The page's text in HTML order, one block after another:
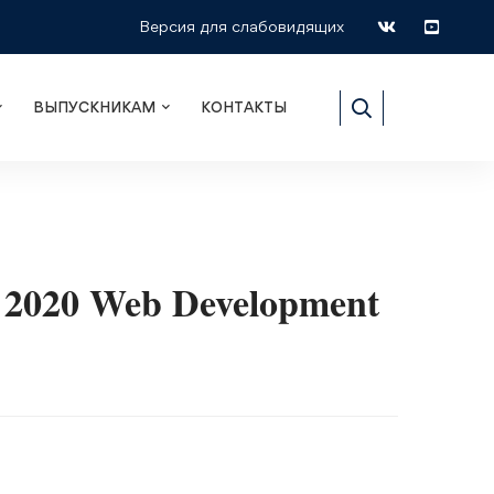
Версия для слабовидящих
ВЫПУСКНИКАМ КОНТАКТЫ
Web Development